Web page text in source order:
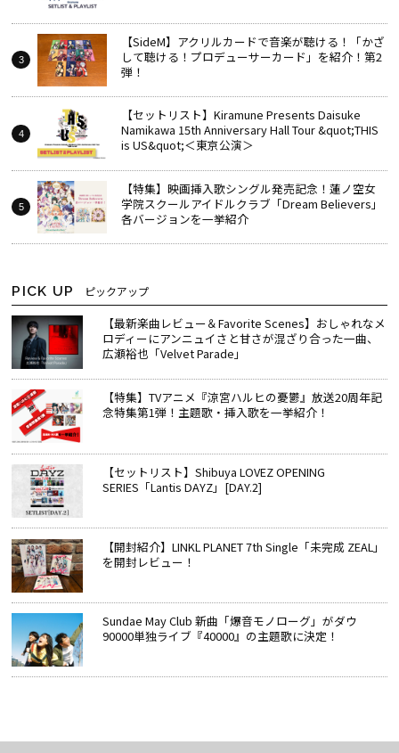
【SideM】アクリルカードで音楽が聴ける！「かざ
して聴ける！プロデューサーカード」を紹介！第2
弾！
【セットリスト】Kiramune Presents Daisuke
Namikawa 15th Anniversary Hall Tour &quot;THIS
is US&quot;＜東京公演＞
【特集】映画挿入歌シングル発売記念！蓮ノ空女
学院スクールアイドルクラブ「Dream Believers」
各バージョンを一挙紹介
PICK UP ピックアップ
【最新楽曲レビュー＆Favorite Scenes】おしゃれなメ
ロディーにアンニュイさと甘さが混ざり合った一曲、
広瀬裕也「Velvet Parade」
【特集】TVアニメ『涼宮ハルヒの憂鬱』放送20周年記
念特集第1弾！主題歌・挿入歌を一挙紹介！
【セットリスト】Shibuya LOVEZ OPENING
SERIES「Lantis DAYZ」[DAY.2]
【開封紹介】LINKL PLANET 7th Single「未完成 ZEAL」
を開封レビュー！
Sundae May Club 新曲「爆音モノローグ」がダウ
90000単独ライブ『40000』の主題歌に決定！